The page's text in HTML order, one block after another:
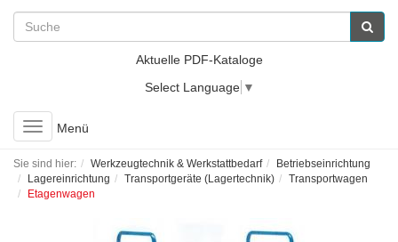
Aktuelle PDF-Kataloge
Select Language ▼
Toggle
navigation
Menü
Sie sind hier: Werkzeugtechnik & Werkstattbedarf
Betriebseinrichtung
Lagereinrichtung
Transportgeräte (Lagertechnik)
Transportwagen
Etagenwagen